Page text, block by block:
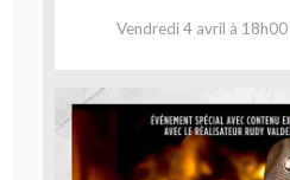
Vendredi 4 avril à